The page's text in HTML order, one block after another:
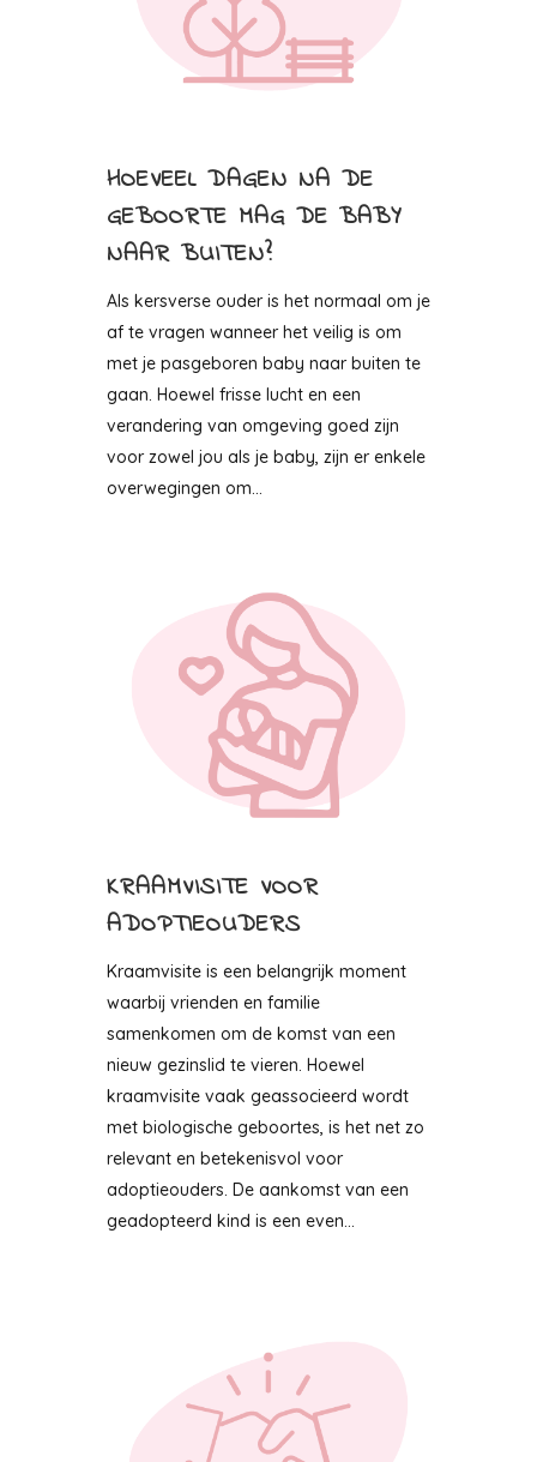
HOEVEEL DAGEN NA DE
GEBOORTE MAG DE BABY
NAAR BUITEN?
Als kersverse ouder is het normaal om je
af te vragen wanneer het veilig is om
met je pasgeboren baby naar buiten te
gaan. Hoewel frisse lucht en een
verandering van omgeving goed zijn
voor zowel jou als je baby, zijn er enkele
overwegingen om...
KRAAMVISITE VOOR
ADOPTIEOUDERS
Kraamvisite is een belangrijk moment
waarbij vrienden en familie
samenkomen om de komst van een
nieuw gezinslid te vieren. Hoewel
kraamvisite vaak geassocieerd wordt
met biologische geboortes, is het net zo
relevant en betekenisvol voor
adoptieouders. De aankomst van een
geadopteerd kind is een even...